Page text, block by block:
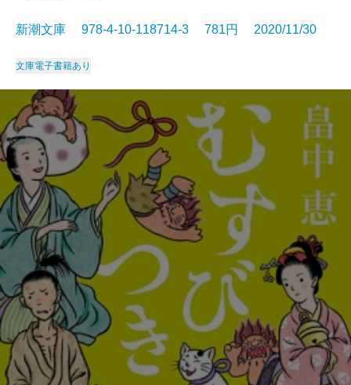
新潮文庫 978-4-10-118714-3 781円 2020/11/30
文庫電子書籍あり